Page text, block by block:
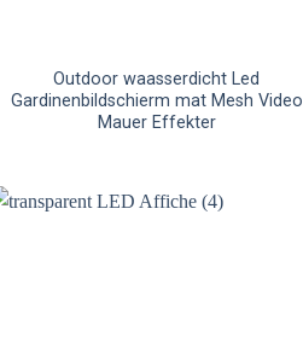
Outdoor waasserdicht Led
Gardinenbildschierm mat Mesh Video
Mauer Effekter